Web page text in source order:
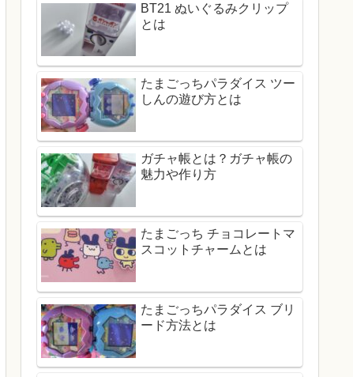
BT21 ぬいぐるみクリップ
とは
たまごっちパラダイス ツー
しんの遊び方とは
ガチャ帳とは？ガチャ帳の
魅力や作り方
たまごっち チョコレートマ
スコットチャームとは
たまごっちパラダイス ブリ
ード方法とは